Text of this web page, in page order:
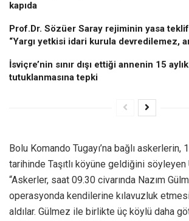
kapıda
Prof.Dr. Sözüer Saray rejiminin yasa
“Yargı yetkisi idari kurula devredilemez,
İsviçre’nin sınır dışı ettiği annenin 15
tutuklanmasına tepki
Bolu Komando Tugayı’na bağlı askerlerin,
tarihinde Taşıtlı köyüne geldiğini
“Askerler, saat 09.30 civarında Nazım
operasyonda kendilerine kılavuzluk
aldılar. Gülmez ile birlikte üç köylü daha